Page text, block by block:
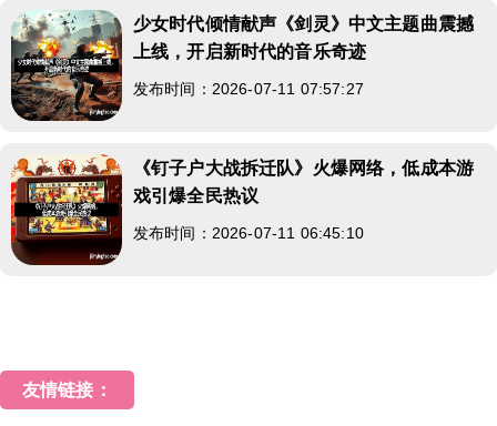
少女时代倾情献声《剑灵》中文主题曲震撼
上线，开启新时代的音乐奇迹
发布时间：2026-07-11 07:57:27
《钉子户大战拆迁队》火爆网络，低成本游
戏引爆全民热议
发布时间：2026-07-11 06:45:10
友情链接：